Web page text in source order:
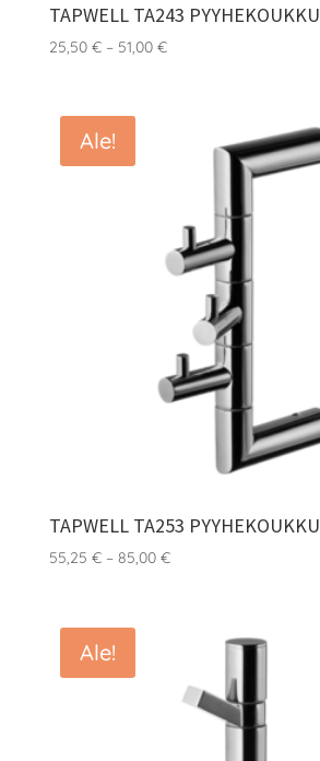
TAPWELL TA243 PYYHEKOUKKU
25,50 € – 51,00 €Hintaluokka:
Ale!
TAPWELL TA253 PYYHEKOUKKU
55,25 € – 85,00 €Hintaluokka:
Ale!